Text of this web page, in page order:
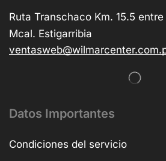
Ruta Transchaco Km. 15.5
Mcal. Estigarribia
Datos Importantes
Condiciones del servicio